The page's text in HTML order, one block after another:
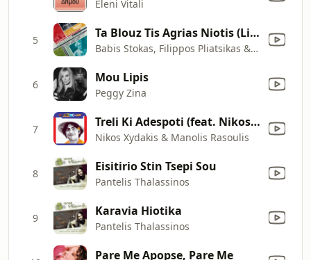
Eleni Vitali
5 Ta Blouz Tis Agrias Niotis (Live)
Babis Stokas, Filippos Pliatsikas & Miltos Pashalidis
6 Mou Lipis
Peggy Zina
7 Treli Ki Adespoti (feat. Nikos Papazoglou)
Nikos Xydakis & Manolis Rasoulis
8 Eisitirio Stin Tsepi Sou
Pantelis Thalassinos
9 Karavia Hiotika
Pantelis Thalassinos
Pare Me Apopse, Pare Me